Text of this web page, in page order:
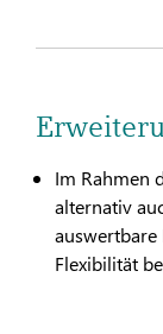
Im Rahmen
alternativ
Flexibilität